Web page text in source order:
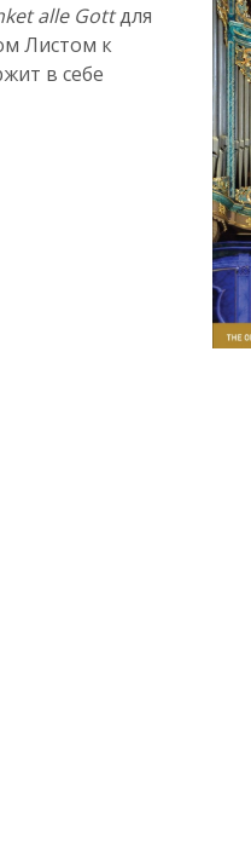
alle Gottдля
Листом к
в себе